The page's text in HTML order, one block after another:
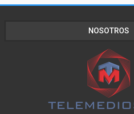
NOSOTROS